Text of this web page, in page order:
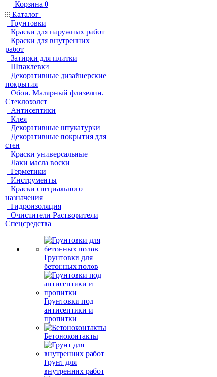
Корзина 0
Каталог
Грунтовки
Краски для наружных работ
Краски для внутренних
работ
Затирки для плитки
Шпаклевки
Декоративные дизайнерские
покрытия
Обои. Малярный флизелин.
Стеклохолст
Антисептики
Клея
Декоративные штукатурки
Декоративные покрытия для
стен
Краски универсальные
Лаки масла воски
Герметики
Инструменты
Краски специального
назначения
Гидроизоляция
Очистители Растворители
Спецсредства
Грунтовки для
бетонных полов
Грунтовки под
антисептики и
пропитки
Бетоноконтакты
Грунт для
внутренних работ